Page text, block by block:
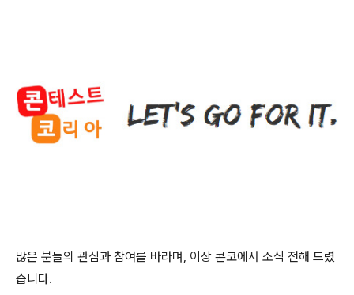
많은 분들의 관심과 참여를 바라며, 이상 콘코에서 소식 전해 드렸
습니다.